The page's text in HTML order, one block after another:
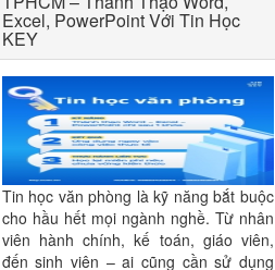
Excel, PowerPoint Với Tin Học
KEY
Tin học văn phòng là kỹ năng bắt buộc
cho hầu hết mọi ngành nghề. Từ nhân
viên hành chính, kế toán, giáo viên,
đến sinh viên – ai cũng cần sử dụng